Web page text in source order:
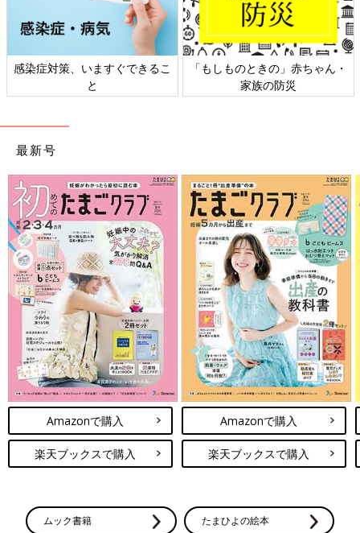
感染症対策、いますぐできるこ
と
「もしものときの」赤ちゃん・
家族の防災
最新号
Amazonで購入
楽天ブックスで購入
Amazonで購入
楽天ブックスで購入
ムック書籍 たまひよの絵本